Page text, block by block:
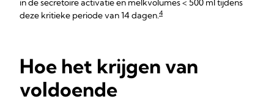
in de secretoire activatie en melkvolumes < 500 ml tijdens
deze kritieke periode van 14 dagen.4
Hoe het krijgen van
voldoende